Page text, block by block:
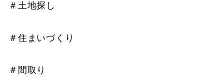
＃土地探し
＃住まいづくり
＃間取り